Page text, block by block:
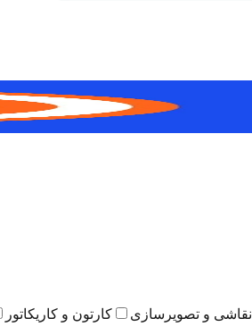
نقاشی و تصویرسازی کارتون و کاریکاتور